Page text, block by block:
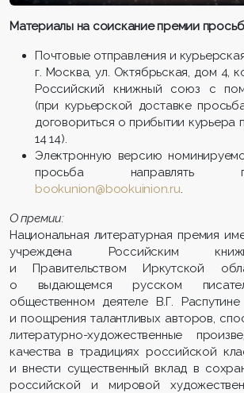
Материалы на соискание премии
Почтовые отправления и курьерская
г. Москва, ул. Октябрьская, дом 4,
Российский книжный союз с
(при курьерской доставке
договориться о прибытии курьера
14 14).
Электронную версию
просьба направлять
bookunion@bookuinion.ru
О премии:
Национальная литературная премия
учреждена Российским
и Правительством Иркутской
о выдающемся русском
общественном деятеле В.Г.
и поощрения талантливых авторов,
литературно-художественные
качества в традициях российской
и внести существенный вклад в
российской и мировой